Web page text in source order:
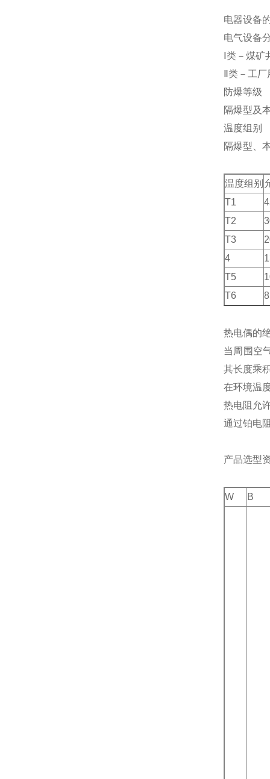
电器设备
电气设备
Ⅰ类－煤
Ⅱ类－工
防爆等级
隔爆型及
温度组别
隔爆型、
温度组别
T1
T2
T3
4
T5
T6
热电偶的
当周围空
其长度乘
在环境温
热电阻允
通过铂电
产品选型
W B